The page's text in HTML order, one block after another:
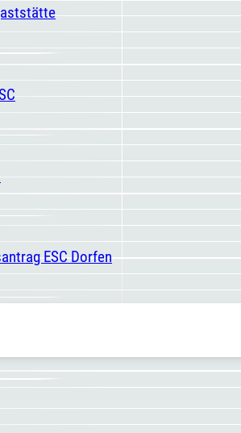
ESC Dorfen